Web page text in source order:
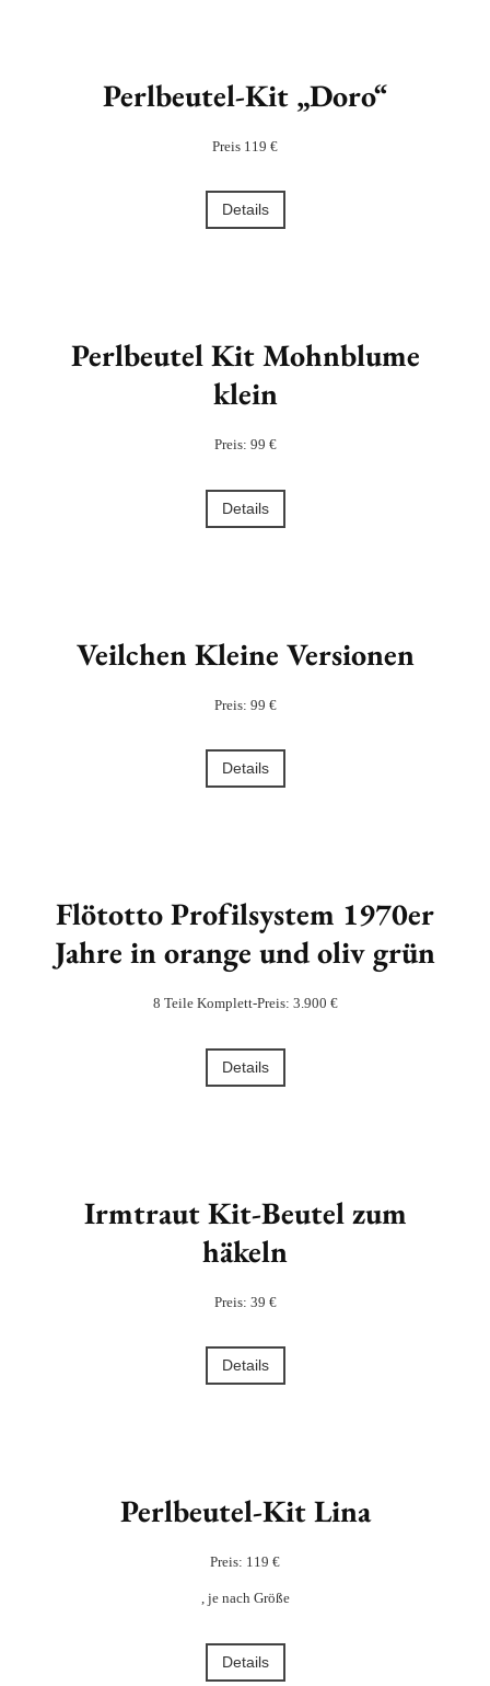
Perlbeutel-Kit „Doro“
Preis 119 €
Details
Perlbeutel Kit Mohnblume
klein
Preis: 99 €
Details
Veilchen Kleine Versionen
Preis: 99 €
Details
Flötotto Profilsystem 1970er
Jahre in orange und oliv grün
8 Teile Komplett-Preis: 3.900 €
Details
Irmtraut Kit-Beutel zum
häkeln
Preis: 39 €
Details
Perlbeutel-Kit Lina
Preis: 119 €
, je nach Größe
Details